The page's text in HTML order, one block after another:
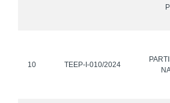
10 TEEP-I-010/2024